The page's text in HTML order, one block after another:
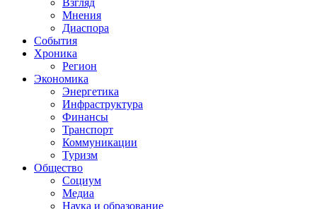
Взгляд
Мнения
Диаспора
События
Хроника
Регион
Экономика
Энергетика
Инфраструктура
Финансы
Транспорт
Коммуникации
Туризм
Общество
Социум
Медиа
Наука и образование